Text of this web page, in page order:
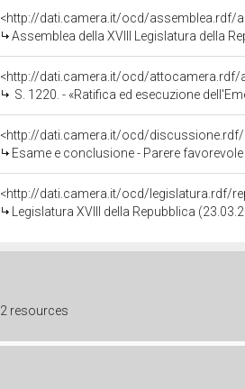
<http://dati.camera.it/ocd/assemblea.rdf/
Assemblea della XVIII Legislatura della
<http://dati.camera.it/ocd/attocamera.rdf/
S. 1220. - «Ratifica ed esecuzione dell'Emendamento al
<http://dati.camera.it/ocd/discussione.rdf/
Esame e conclusione - Parere favorevole - Ratifica ed esecuzione
<http://dati.camera.it/ocd/legislatura.rdf/
Legislatura XVIII della Repubblica
2 resources